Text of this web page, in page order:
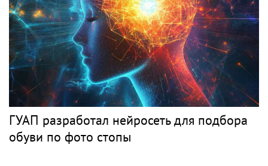
ГУАП разработал нейросеть для подбора
обуви по фото стопы